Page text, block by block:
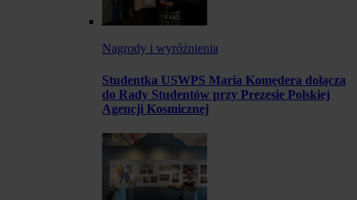
Nagrody i wyróżnienia
Studentka USWPS Maria Komędera dołącza
do Rady Studentów przy Prezesie Polskiej
Agencji Kosmicznej